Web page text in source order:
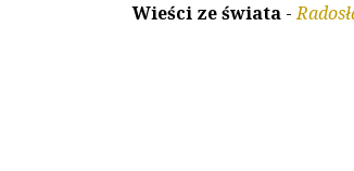
Wieści ze świata -